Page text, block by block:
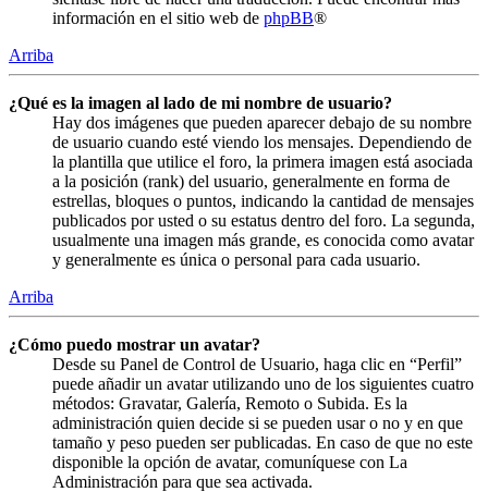
información en el sitio web de phpBB®
Arriba
¿Qué es la imagen al lado de mi nombre de usuario?
Hay dos imágenes que pueden aparecer debajo de su nombre
de usuario cuando esté viendo los mensajes. Dependiendo de
la plantilla que utilice el foro, la primera imagen está asociada
a la posición (rank) del usuario, generalmente en forma de
estrellas, bloques o puntos, indicando la cantidad de mensajes
publicados por usted o su estatus dentro del foro. La segunda,
usualmente una imagen más grande, es conocida como avatar
y generalmente es única o personal para cada usuario.
Arriba
¿Cómo puedo mostrar un avatar?
Desde su Panel de Control de Usuario, haga clic en “Perfil”
puede añadir un avatar utilizando uno de los siguientes cuatro
métodos: Gravatar, Galería, Remoto o Subida. Es la
administración quien decide si se pueden usar o no y en que
tamaño y peso pueden ser publicadas. En caso de que no este
disponible la opción de avatar, comuníquese con La
Administración para que sea activada.